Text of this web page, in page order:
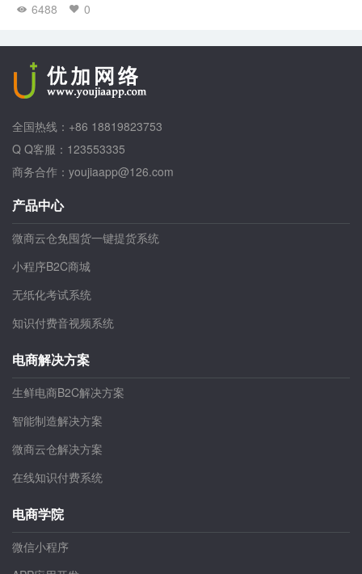
6488 0
全国热线：+86 18819823753
Q Q客服：123553335
商务合作：youjiaapp@126.com
产品中心
微商云仓免囤货一键提货系统
小程序B2C商城
无纸化考试系统
知识付费音视频系统
电商解决方案
生鲜电商B2C解决方案
智能制造解决方案
微商云仓解决方案
在线知识付费系统
电商学院
微信小程序